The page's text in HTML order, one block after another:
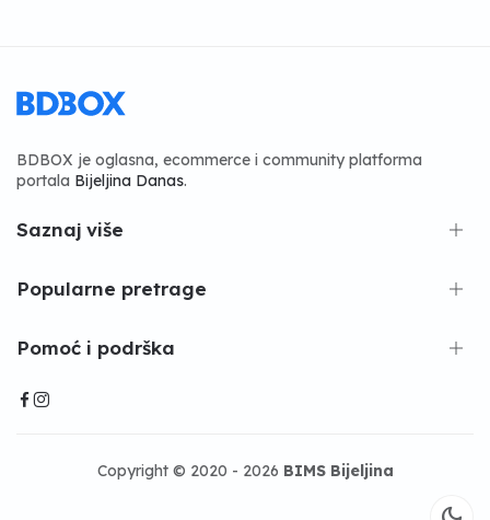
BDBOX je oglasna, ecommerce i community platforma
portala Bijeljina Danas.
Saznaj više
Popularne pretrage
Pomoć i podrška
Copyright © 2020 - 2026 BIMS Bijeljina